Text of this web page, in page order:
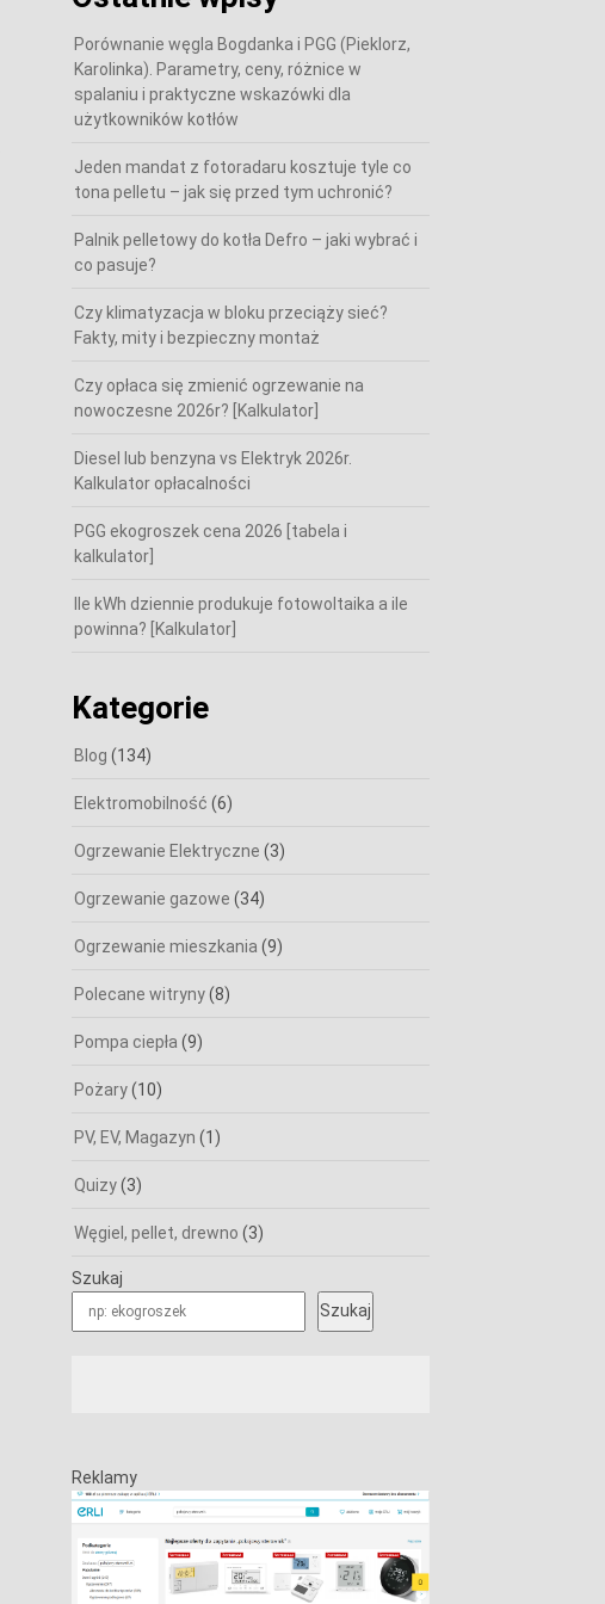
Porównanie węgla Bogdanka i PGG (Pieklorz,
Karolinka). Parametry, ceny, różnice w
spalaniu i praktyczne wskazówki dla
użytkowników kotłów
Jeden mandat z fotoradaru kosztuje tyle co
tona pelletu – jak się przed tym uchronić?
Palnik pelletowy do kotła Defro – jaki wybrać i
co pasuje?
Czy klimatyzacja w bloku przeciąży sieć?
Fakty, mity i bezpieczny montaż
Czy opłaca się zmienić ogrzewanie na
nowoczesne 2026r? [Kalkulator]
Diesel lub benzyna vs Elektryk 2026r.
Kalkulator opłacalności
PGG ekogroszek cena 2026 [tabela i
kalkulator]
Ile kWh dziennie produkuje fotowoltaika a ile
powinna? [Kalkulator]
Kategorie
Blog (134)
Elektromobilność (6)
Ogrzewanie Elektryczne (3)
Ogrzewanie gazowe (34)
Ogrzewanie mieszkania (9)
Polecane witryny(8)
Pompa ciepła (9)
Pożary(10)
PV, EV, Magazyn (1)
Quizy(3)
Węgiel, pellet, drewno (3)
Szukaj
Szukaj
Reklamy